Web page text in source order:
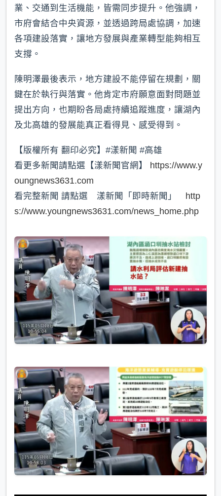
業、交通到生活機能，皆需同步提升。他強調，
市府會結合中央資源，並透過跨局處協調，加速
各項建設落實，讓地方發展與產業轉型能夠相互
支撐。
陳明澤最後表示，地方建設不能停留在規劃，關
鍵在於執行與落實。他肯定市府願意面對問題並
提出方向，也期盼各局處持續追蹤進度，讓湖內
及北高雄的發展能真正看得見、感受得到。
【版權所有 翻印必究】#漾新聞 #高雄
看更多新聞請點選【漾新聞官網】 https://www.y
oungnews3631.com
看完整新聞 請點選 漾新聞「即時新聞」 http
s://www.youngnews3631.com/news_home.php